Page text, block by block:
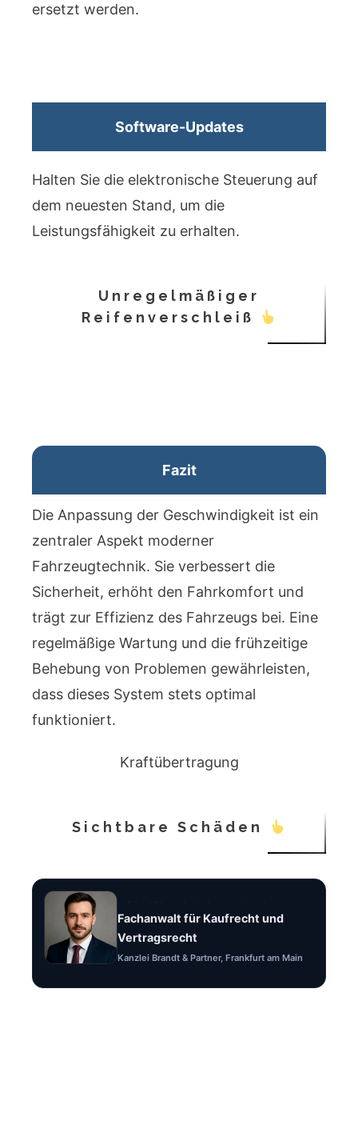
ersetzt werden.
Software-Updates
Halten Sie die elektronische Steuerung auf
dem neuesten Stand, um die
Leistungsfähigkeit zu erhalten.
Unregelmäßiger
Reifenverschleiß
Fazit
Die Anpassung der Geschwindigkeit ist ein
zentraler Aspekt moderner
Fahrzeugtechnik. Sie verbessert die
Sicherheit, erhöht den Fahrkomfort und
trägt zur Effizienz des Fahrzeugs bei. Eine
regelmäßige Wartung und die frühzeitige
Behebung von Problemen gewährleisten,
dass dieses System stets optimal
funktioniert.
Kraftübertragung
Sichtbare Schäden
Fachanwalt für Kaufrecht und
Vertragsrecht
Kanzlei Brandt & Partner, Frankfurt am Main